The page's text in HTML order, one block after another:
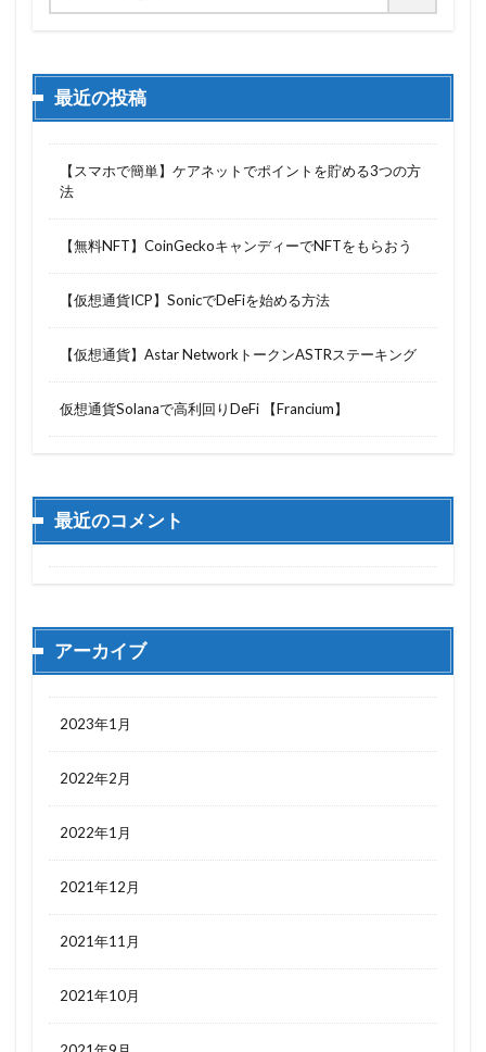
最近の投稿
【スマホで簡単】ケアネットでポイントを貯める3つの方
法
【無料NFT】CoinGeckoキャンディーでNFTをもらおう
【仮想通貨ICP】SonicでDeFiを始める方法
【仮想通貨】Astar NetworkトークンASTRステーキング
仮想通貨Solanaで高利回りDeFi 【Francium】
最近のコメント
アーカイブ
2023年1月
2022年2月
2022年1月
2021年12月
2021年11月
2021年10月